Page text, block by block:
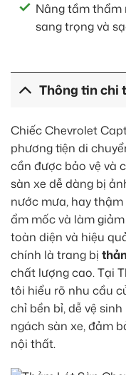
Nâng tầm thẩm
sang trọng và
Thông tin chi
Chiếc Chevrolet
phương tiện di
cần được bảo vệ và
sàn xe dễ dàng bị
nước mưa, hay
ẩm mốc và làm
toàn diện và hiệu
chính là trang bị
chất lượng cao. Tại
tôi hiểu rõ nhu cầu
chỉ bền bỉ, dễ vệ
ngách sàn xe, đảm
nội thất.